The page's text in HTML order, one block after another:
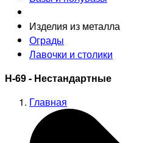
Изделия из металла
Ограды
Лавочки и столики
Н-69 - Нестандартные
Главная